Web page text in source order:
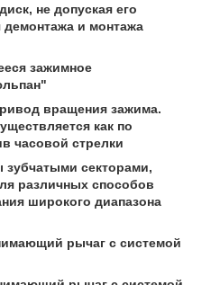
не допуская его
и монтажа
зажимное
вращения зажима.
как по
часовой стрелки
зубчатыми секторами,
различных способов
широкого диапазона
рычаг с системой